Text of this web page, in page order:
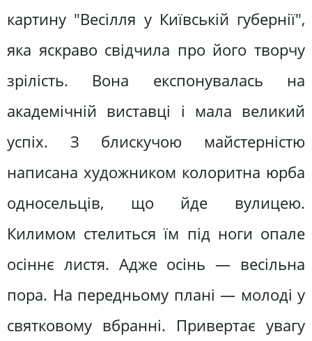
картину "Весілля у Київській губернії",
яка яскраво свідчила про його творчу
зрілість. Вона експонувалась на
академічній виставці і мала великий
успіх. З блискучою майстерністю
написана художником колоритна юрба
односельців, що йде вулицею.
Килимом стелиться їм під ноги опале
осіннє листя. Адже осінь — весільна
пора. На передньому плані — молоді у
святковому вбранні. Привертає увагу